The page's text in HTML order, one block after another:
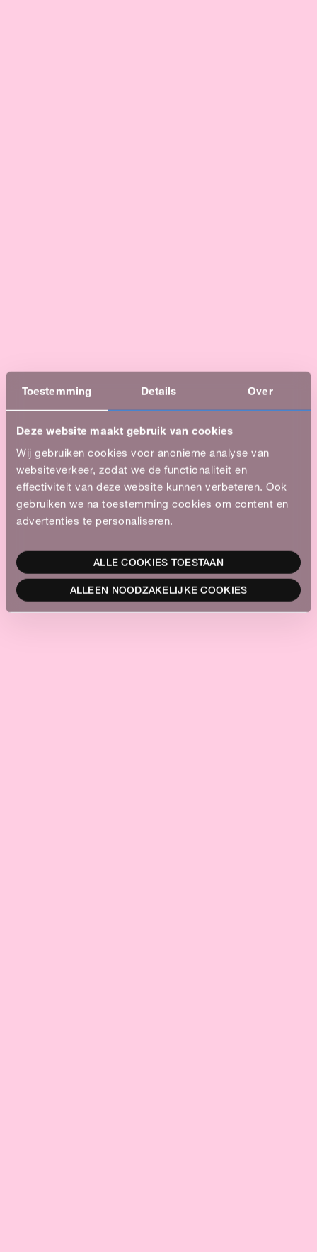
Toestemming Details Over
Deze website maakt gebruik van cookies
Wij gebruiken cookies voor anonieme analyse van
websiteverkeer, zodat we de functionaliteit en
effectiviteit van deze website kunnen verbeteren. Ook
gebruiken we na toestemming cookies om content en
advertenties te personaliseren.
ALLE COOKIES TOESTAAN
ALLEEN NOODZAKELIJKE COOKIES